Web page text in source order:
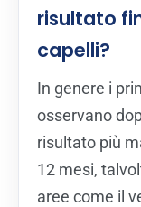
risultato
capelli?
In genere i
osservano
risultato più
12 mesi,
aree come il